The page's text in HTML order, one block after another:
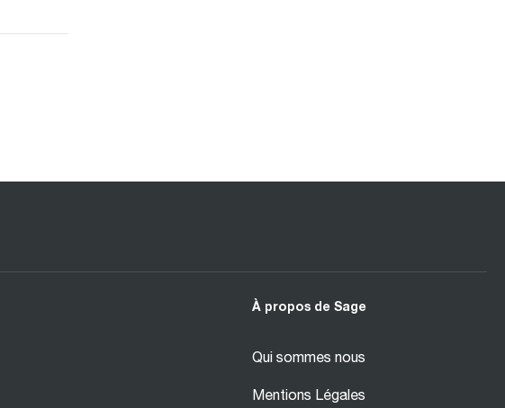
À propos de Sage
Qui sommes nous
Mentions Légales